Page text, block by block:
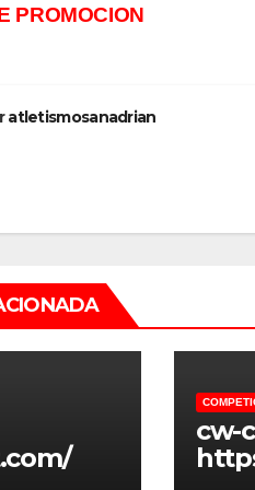
PROMOCION
atletismosanadrian
cw-